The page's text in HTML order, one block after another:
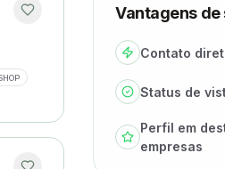
Vantagens
Contato
Status de
Perfil em
empresas